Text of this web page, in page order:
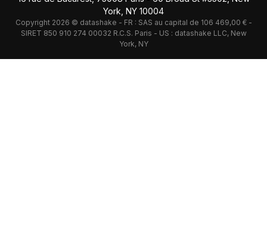
York, NY 10004
Copyright 2026 © datashake - FR : SAS au capital de 106 469,00 € -
SIRET 850 910 274 00032 R.C.S. Paris - US : datashake LLC, New
York, NY